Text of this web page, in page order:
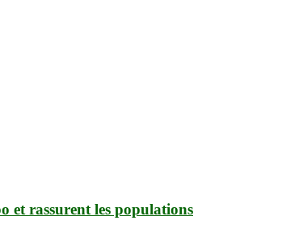
et rassurent les populations